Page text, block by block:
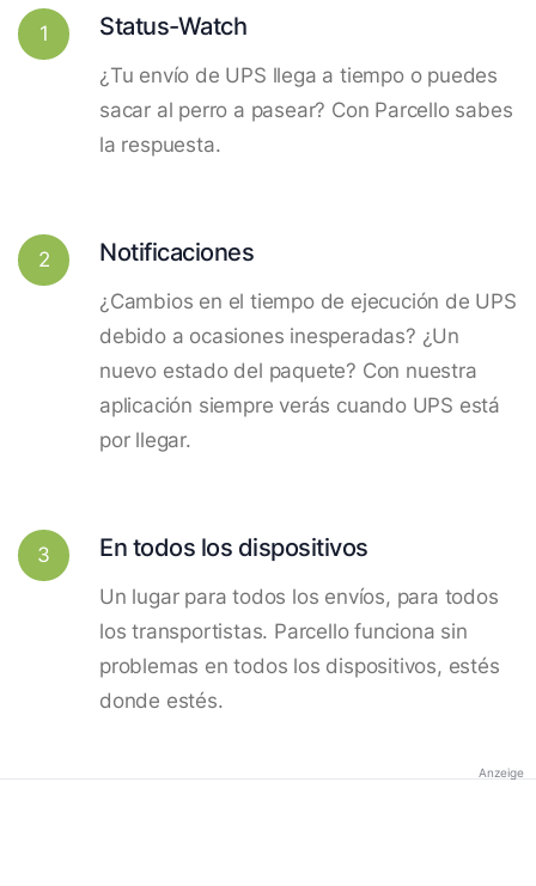
1 Status-Watch
¿Tu envío de UPS llega a tiempo o puedes
sacar al perro a pasear? Con Parcello sabes
la respuesta.
2 Notificaciones
¿Cambios en el tiempo de ejecución de UPS
debido a ocasiones inesperadas? ¿Un
nuevo estado del paquete? Con nuestra
aplicación siempre verás cuando UPS está
por llegar.
3 En todos los dispositivos
Un lugar para todos los envíos, para todos
los transportistas. Parcello funciona sin
problemas en todos los dispositivos, estés
donde estés.
Anzeige